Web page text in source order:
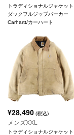
トラディショナルジャケット
ダックフルジップパーカー
Carhartt/カーハート
¥28,490 (税込)
メンズXXL
トラディショナルジャケット